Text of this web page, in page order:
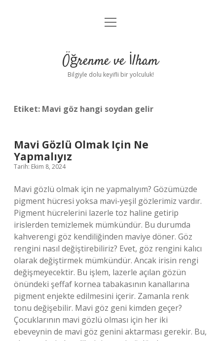
Anasayfa
Yasal Uyarı
menüyü
Öğrenme ve İlham
Bilgiyle dolu keyifli bir yolculuk!
Etiket: Mavi göz hangi soydan gelir
Mavi Gözlü Olmak Için Ne
Yapmalıyız
Tarih: Ekim 8, 2024
Mavi gözlü olmak için ne yapmalıyım? Gözümüzde
pigment hücresi yoksa mavi-yeşil gözlerimiz vardır.
Pigment hücrelerini lazerle toz haline getirip
irislerden temizlemek mümkündür. Bu durumda
kahverengi göz kendiliğinden maviye döner. Göz
rengini nasıl değiştirebiliriz? Evet, göz rengini kalıcı
olarak değiştirmek mümkündür. Ancak irisin rengi
değişmeyecektir. Bu işlem, lazerle açılan gözün
önündeki şeffaf kornea tabakasının kanallarına
pigment enjekte edilmesini içerir. Zamanla renk
tonu değişebilir. Mavi göz geni kimden geçer?
Çocuklarının mavi gözlü olması için her iki
ebeveynin de mavi göz genini aktarması gerekir. Bu,